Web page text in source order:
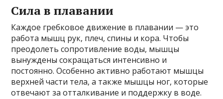
Сила в плавании
Каждое гребковое движение в плавании — это
работа мышц рук, плеч, спины и кора. Чтобы
преодолеть сопротивление воды, мышцы
вынуждены сокращаться интенсивно и
постоянно. Особенно активно работают мышцы
верхней части тела, а также мышцы ног, которые
отвечают за отталкивание и поддержку в воде.